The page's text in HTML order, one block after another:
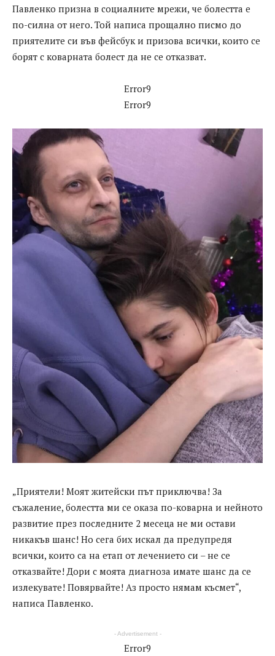
Павленко призна в социалните мрежи, че болестта е
по-силна от него. Той написа прощално писмо до
приятелите си във фейсбук и призова всички, които се
борят с коварната болест да не се отказват.
Error9
Error9
„Приятели! Моят житейски път приключва! За
съжаление, болестта ми се оказа по-коварна и нейното
развитие през последните 2 месеца не ми остави
никакъв шанс! Но сега бих искал да предупредя
всички, които са на етап от лечението си – не се
отказвайте! Дори с моята диагноза имате шанс да се
излекувате! Повярвайте! Аз просто нямам късмет“,
написа Павленко.
- Advertisement -
Error9